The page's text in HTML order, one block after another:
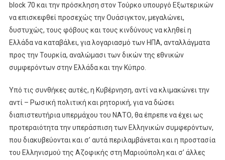
block 70 και την πρόσκληση στον Τούρκο υπουργό Εξωτερικών
να επισκεφθεί προσεχώς την Ουάσιγκτον, μεγαλώνει,
δυστυχώς, τους φόβους και τους κινδύνους να κληθεί η
Ελλάδα να καταβάλει, για λογαριασμό των ΗΠΑ, ανταλλάγματα
προς την Τουρκία, αναλώμασι των δικών της εθνικών
συμφερόντων στην Ελλάδα και την Κύπρο.
Υπό τις συνθήκες αυτές, η Κυβέρνηση, αντί να κλιμακώνει την
αντί – Ρωσική πολιτική και ρητορική, για να δώσει
διαπιστευτήρια υπερμάχου του ΝΑΤΟ, θα έπρεπε να έχει ως
προτεραιότητα την υπεράσπιση των Ελληνικών συμφερόντων,
που διακυβεύονται και σ’ αυτά περιλαμβάνεται και η προστασία
του Ελληνισμού της Αζοφικής στη Μαριούπολη και σ’ άλλες